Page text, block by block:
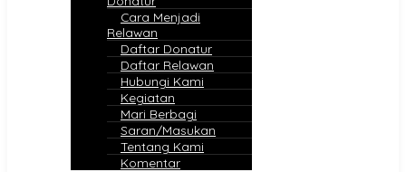
Cara Menjadi
Relawan
Daftar Donatur
Daftar Relawan
Hubungi Kami
Kegiatan
Mari Berbagi
Saran/Masukan
Tentang Kami
Komentar